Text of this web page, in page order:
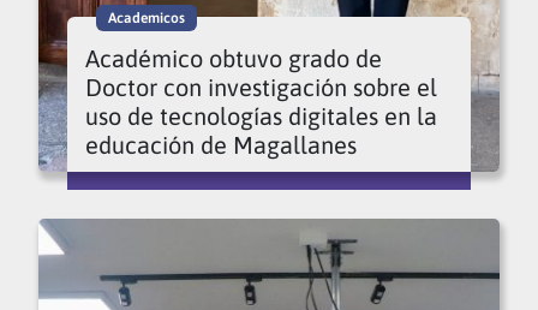
Academicos
Académico obtuvo grado de
Doctor con investigación sobre el
uso de tecnologías digitales en la
educación de Magallanes